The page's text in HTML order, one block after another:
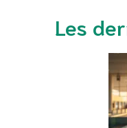
Les